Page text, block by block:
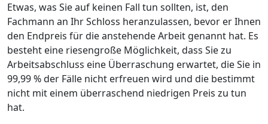
Etwas, was Sie auf keinen Fall tun sollten, ist, den
Fachmann an Ihr Schloss heranzulassen, bevor er Ihnen
den Endpreis für die anstehende Arbeit genannt hat. Es
besteht eine riesengroße Möglichkeit, dass Sie zu
Arbeitsabschluss eine Überraschung erwartet, die Sie in
99,99 % der Fälle nicht erfreuen wird und die bestimmt
nicht mit einem überraschend niedrigen Preis zu tun
hat.